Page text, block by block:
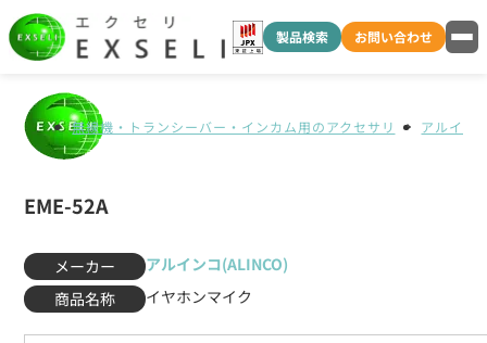
製品検索 お問い合わせ
無線機・トランシーバー・インカム用のアクセサリ アルイン
EME-52A
メーカー
アルインコ(ALINCO)
商品名称
イヤホンマイク